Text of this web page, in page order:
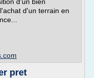
d'un terrain en
pret